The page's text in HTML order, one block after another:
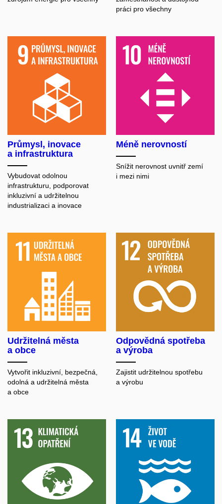
práci pro všechny
Průmysl, inovace
a infrastruktura
Vybudovat odolnou
infrastrukturu, podporovat
inkluzivní a udržitelnou
industrializaci a inovace
Méně nerovností
Snížit nerovnost uvnitř zemí
i mezi nimi
Udržitelná města
a obce
Vytvořit inkluzivní, bezpečná,
odolná a udržitelná města
a obce
Odpovědná spotřeba
a výroba
Zajistit udržitelnou spotřebu
a výrobu